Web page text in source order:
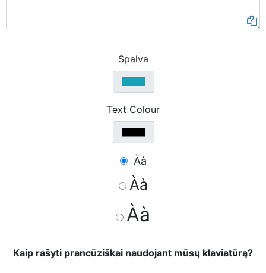
Spalva
Text Colour
Àà
Àà
Àà
Kaip rašyti prancūziškai naudojant mūsų klaviatūrą?